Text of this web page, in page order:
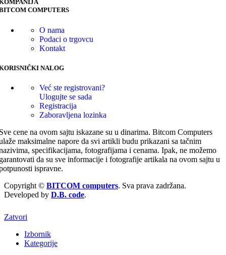
COMPUTERS
O nama
Podaci o trgovcu
Kontakt
NALOG
Već ste registrovani?
Ulogujte se sada
Registracija
Zaboravljena lozinka
cene na ovom sajtu iskazane su u dinarima. Bitcom Computers
maksimalne napore da svi artikli budu prikazani sa tačnim
specifikacijama, fotografijama i cenama. Ipak, ne možemo
da su sve informacije i fotografije artikala na ovom sajtu u
ispravne.
Copyright © BITCOM computers. Sva prava zadržana.
Developed by D.B. code.
Zatvori
Izbornik
Kategorije